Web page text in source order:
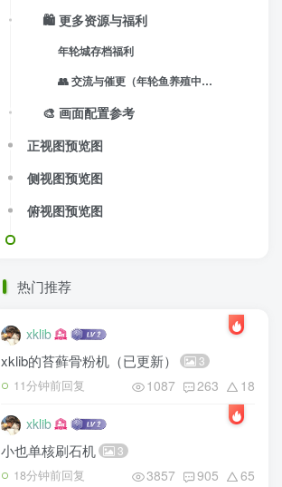
🛍️ 更多资源与福利
年轮城存档福利
👥 交流与催更（年轮鱼养殖中心）
🎨 画面配置参考
正视图预览图
侧视图预览图
俯视图预览图
热门推荐
xklib
xklib的苔藓骨粉机（已更新） 3
11分钟前回复 1087 263 18
xklib
小也单核刷石机 3
18分钟前回复 3857 905 65